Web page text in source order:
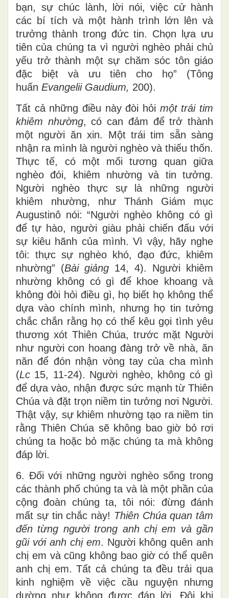
bạn, sự chúc lành, lời nói, việc cử hành
các bí tích và một hành trình lớn lên và
trưởng thành trong đức tin. Chọn lựa ưu
tiên của chúng ta vì người nghèo phải chủ
yếu trở thành một sự chăm sóc tôn giáo
đặc biệt và ưu tiên cho họ” (Tông
huấn Evangelii Gaudium, 200).
Tất cả những điều này đòi hỏi một trái tim
khiêm nhường, có can đảm để trở thành
một người ăn xin. Một trái tim sẵn sàng
nhận ra mình là người nghèo và thiếu thốn.
Thực tế, có một mối tương quan giữa
nghèo đói, khiêm nhường và tin tưởng.
Người nghèo thực sự là những người
khiêm nhường, như Thánh Giám mục
Augustinô nói: “Người nghèo không có gì
để tự hào, người giàu phải chiến đấu với
sự kiêu hãnh của mình. Vì vậy, hãy nghe
tôi: thực sự nghèo khó, đạo đức, khiêm
nhường” (Bài giảng 14, 4). Người khiêm
nhường không có gì để khoe khoang và
không đòi hỏi điều gì, họ biết họ không thể
dựa vào chính mình, nhưng họ tin tưởng
chắc chắn rằng họ có thể kêu gọi tình yêu
thương xót Thiên Chúa, trước mặt Người
như người con hoang đàng trở về nhà, ăn
năn để đón nhận vòng tay của cha mình
(Lc 15, 11-24). Người nghèo, không có gì
để dựa vào, nhận được sức mạnh từ Thiên
Chúa và đặt trọn niềm tin tưởng nơi Người.
Thật vậy, sự khiêm nhường tạo ra niềm tin
rằng Thiên Chúa sẽ không bao giờ bỏ rơi
chúng ta hoặc bỏ mặc chúng ta mà không
đáp lời.
6. Đối với những người nghèo sống trong
các thành phố chúng ta và là một phần của
cộng đoàn chúng ta, tôi nói: đừng đánh
mất sự tin chắc này! Thiên Chúa quan tâm
đến từng người trong anh chị em và gần
gũi với anh chị em. Người không quên anh
chị em và cũng không bao giờ có thể quên
anh chị em. Tất cả chúng ta đều trải qua
kinh nghiệm về việc cầu nguyện nhưng
dường như không được đáp lời. Đôi khi